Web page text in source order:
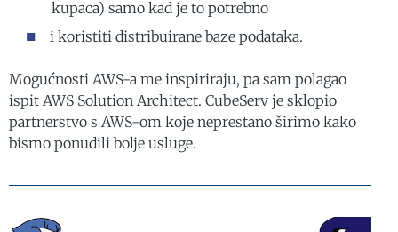
kupaca) samo kad je to potrebno
i koristiti distribuirane baze podataka.
Mogućnosti AWS-a me inspiriraju, pa sam polagao
ispit AWS Solution Architect. CubeServ je sklopio
partnerstvo s AWS-om koje neprestano širimo kako
bismo ponudili bolje usluge.